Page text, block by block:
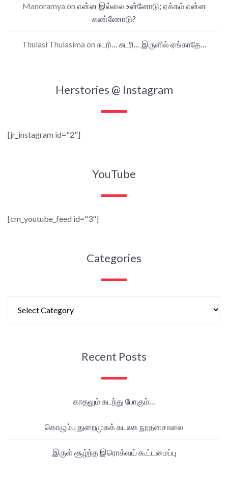
Manoramya on என்ன இல்லை உன்னோடு; ஏக்கம் என்ன
கண்ணோடு?
Thulasi Thulasima on சுடரி… சுடரி… இருளில் ஏங்காதே…
Herstories @ Instagram
[jr_instagram id="2"]
YouTube
[cm_youtube_feed id="3"]
Categories
Recent Posts
காதலும் கடந்து போகும்…
கொழும்பு துறைமுகக் கடலக நூதனசாலை
இருள் சூழ்ந்த இரொக்வய் கூட்டமைப்பு